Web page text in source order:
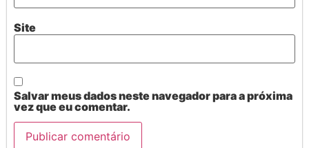
Site
Salvar meus dados neste navegador para a próxima
vez que eu comentar.